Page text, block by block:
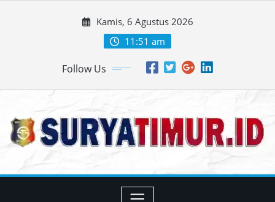
Kamis, 6 Agustus 2026
11:51 am
Follow Us